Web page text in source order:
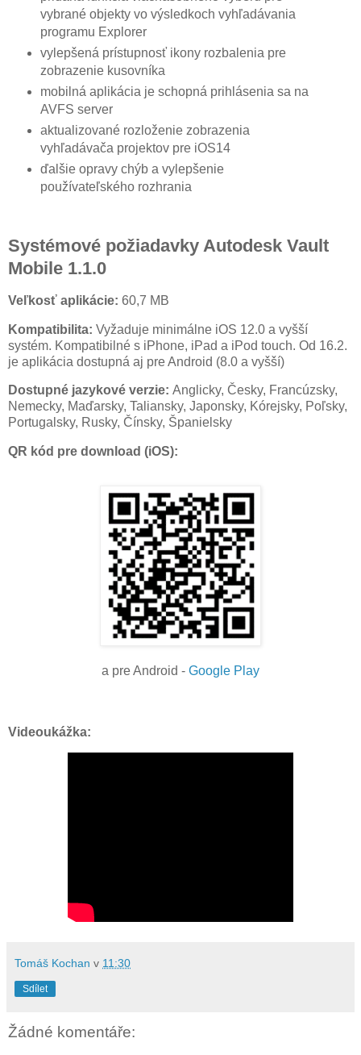
vybrané objekty vo výsledkoch vyhľadávania
programu Explorer
vylepšená prístupnosť ikony rozbalenia pre
zobrazenie kusovníka
mobilná aplikácia je schopná prihlásenia sa na
AVFS server
aktualizované rozloženie zobrazenia
vyhľadávača projektov pre iOS14
ďalšie opravy chýb a vylepšenie
používateľského rozhrania
Systémové požiadavky Autodesk Vault
Mobile 1.1.0
Veľkosť aplikácie: 60,7 MB
Kompatibilita: Vyžaduje minimálne iOS 12.0 a vyšší
systém. Kompatibilné s iPhone, iPad a iPod touch. Od 16.2.
je aplikácia dostupná aj pre Android (8.0 a vyšší)
Dostupné jazykové verzie: Anglicky, Česky, Francúzsky,
Nemecky, Maďarsky, Taliansky, Japonsky, Kórejsky, Poľsky,
Portugalsky, Rusky, Čínsky, Španielsky
QR kód pre download (iOS):
a pre Android - Google Play
Videoukážka:
Tomáš Kochan v 11:30
Sdílet
Žádné komentáře: